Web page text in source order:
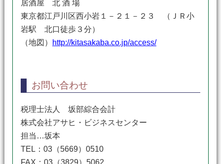
居酒屋 北 酒 場
東京都江戸川区西小岩１－２１－２３ （ＪＲ小
岩駅 北口徒歩３分）
（地図）
http://kitasakaba.co.jp/access/
お問い合わせ
税理士法人 坂部綜合会計
株式会社アサヒ・ビジネスセンター
担当…坂本
TEL：03（5669）0510
FAX：03（3829）5062